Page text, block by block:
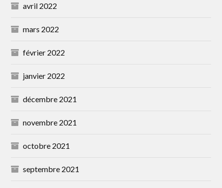
avril 2022
mars 2022
février 2022
janvier 2022
décembre 2021
novembre 2021
octobre 2021
septembre 2021